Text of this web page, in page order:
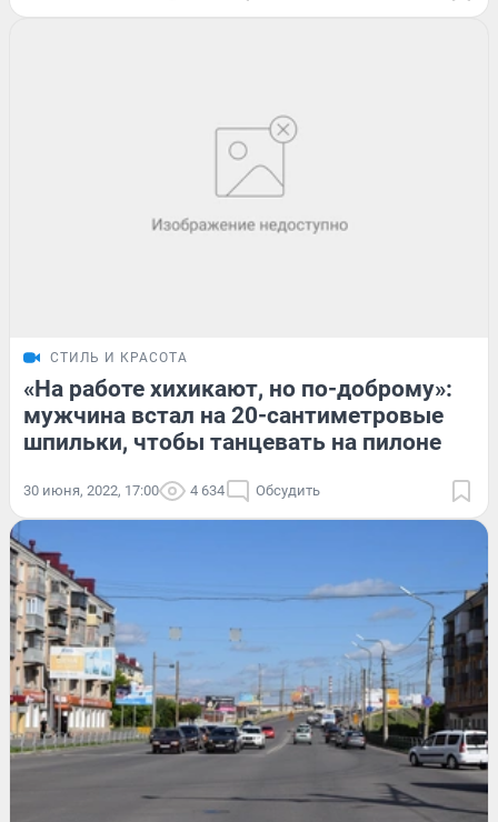
СТИЛЬ И КРАСОТА
«На работе хихикают, но по-доброму»:
мужчина встал на 20-сантиметровые
шпильки, чтобы танцевать на пилоне
30 июня, 2022, 17:00 4 634 Обсудить